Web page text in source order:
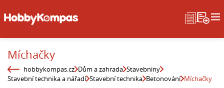
Míchačky
hobbykompas.cz Dům a zahrada Stavebniny
Stavební technika a nářadí Stavební technika Betonování Míchačky